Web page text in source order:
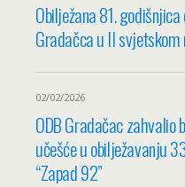
Obilježana 81.
Gradačca u II
02/02/2026
ODB Gradačac
učešće u obilježavanju
“Zapad 92”